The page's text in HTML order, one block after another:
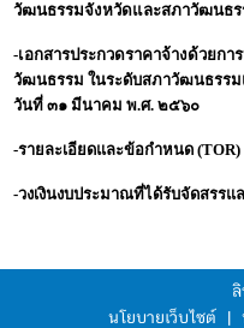
วัฒนธรรมจังหวัดและสภาวัฒนธร
-เอกสารประกวดราคาจ้างด้วยก
วัฒนธรรม ในระดับสภาวัฒนธรรม
วันที่ ๓๑ มีนาคม พ.ศ. ๒๕๖๐
-รายละเอียดและข้อกำหนด (TOR)
-วงเงินงบประมาณที่ได้รับจัดสรรแ
นโยบายเว็บไซต์
|